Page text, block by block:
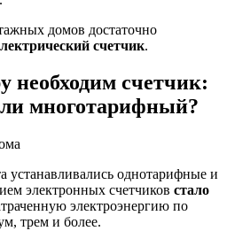
домов достаточно
счетчик.
необходим счетчик:
многотарифный?
устанавливались однотарифные и
электронных счетчиков стало
электроэнергию по
трем и более.